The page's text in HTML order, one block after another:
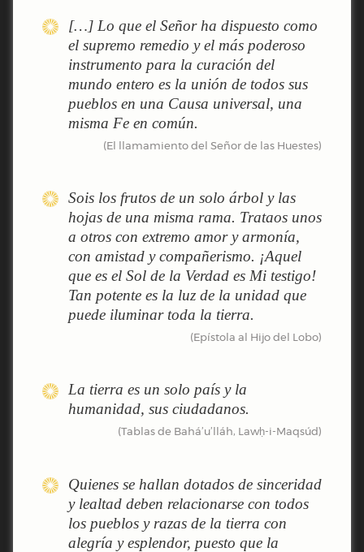
[…] Lo que el Señor ha dispuesto como
el supremo remedio y el más poderoso
instrumento para la curación del
mundo entero es la unión de todos sus
pueblos en una Causa universal, una
misma Fe en común.
(El llamamiento del Señor de las Huestes)
Sois los frutos de un solo árbol y las
hojas de una misma rama. Trataos unos
a otros con extremo amor y armonía,
con amistad y compañerismo. ¡Aquel
que es el Sol de la Verdad es Mi testigo!
Tan potente es la luz de la unidad que
puede iluminar toda la tierra.
(Epístola al Hijo del Lobo)
La tierra es un solo país y la
humanidad, sus ciudadanos.
(Tablas de Bahá’u’lláh, Lawḥ-i-Maqsúd)
Quienes se hallan dotados de sinceridad
y lealtad deben relacionarse con todos
los pueblos y razas de la tierra con
alegría y esplendor, puesto que la